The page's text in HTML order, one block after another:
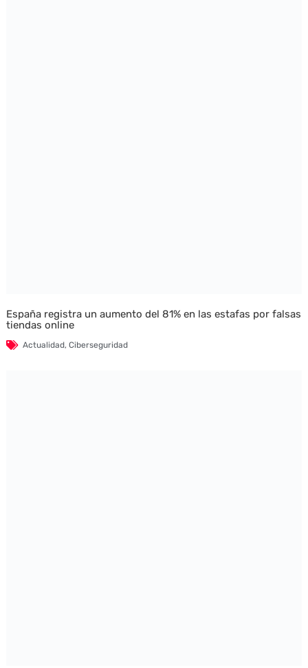
España registra un aumento del 81% en las estafas por falsas
tiendas online
Actualidad, Ciberseguridad